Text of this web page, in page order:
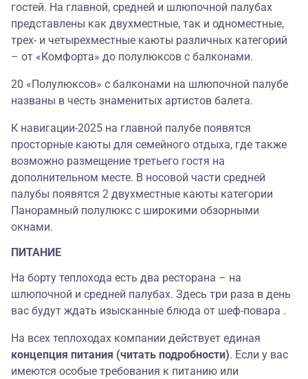
гостей. На главной, средней и шлюпочной палубах
представлены как двухместные, так и одноместные,
трех- и четырехместные каюты различных категорий
– от «Комфорта» до полулюксов с балконами.
20 «Полулюксов» с балконами на шлюпочной палубе
названы в честь знаменитых артистов балета.
К навигации-2025 на главной палубе появятся
просторные каюты для семейного отдыха, где также
возможно размещение третьего гостя на
дополнительном месте. В носовой части средней
палубы появятся 2 двухместные каюты категории
Панорамный полулюкс c широкими обзорными
окнами.
ПИТАНИЕ
На борту теплохода есть два ресторана – на
шлюпочной и средней палубах. Здесь три раза в день
вас будут ждать изысканные блюда от шеф-повара .
На всех теплоходах компании действует единая
концепция питания (читать подробности). Если у вас
имеются особые требования к питанию или